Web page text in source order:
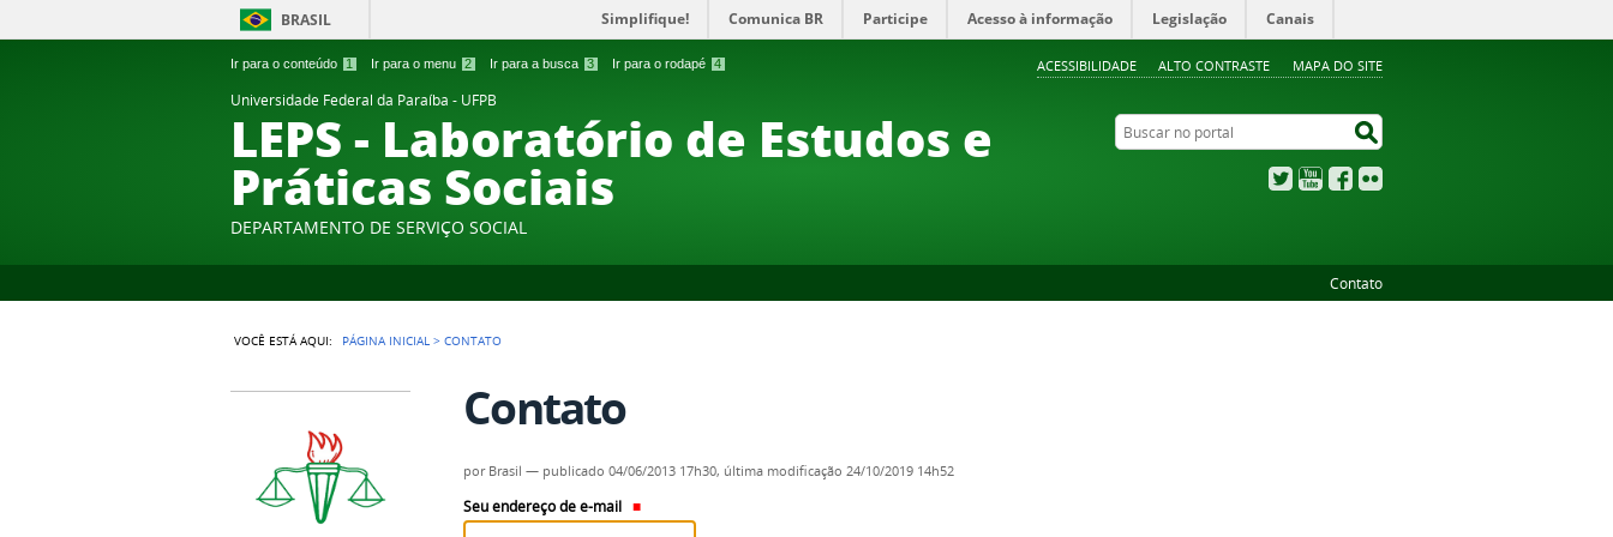
Ir para o conteúdo 1 Ir para o menu 2 Ir para a busca 3 Ir para o rodapé 4 ACESSIBILIDADE ALTO CONTRASTE MAPA DO SITE
BRASIL Simplifique! Comunica BR Participe Acesso à informação Legislação Canais
Universidade Federal da Paraíba - UFPB
LEPS - Laboratório de Estudos e
Práticas Sociais
DEPARTAMENTO DE SERVIÇO SOCIAL
Buscar no portal
TwitterYouTubeFacebook
Contato
VOCÊ ESTÁ AQUI: PÁGINA INICIAL >CONTATO
Contato
por Brasil — publicado 04/06/2013 17h30, última modificação 24/10/2019 14h52
Seu endereço de e-mail